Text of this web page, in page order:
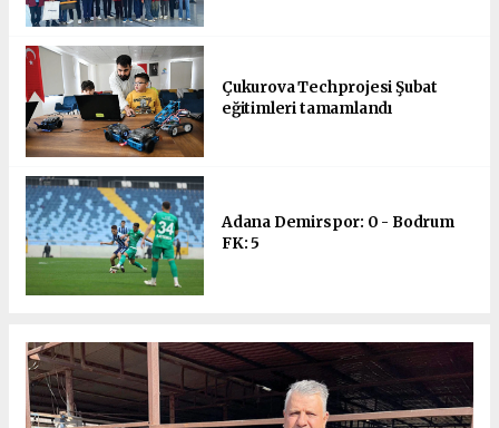
Çukurova Techprojesi Şubat
eğitimleri tamamlandı
Adana Demirspor: 0 - Bodrum
FK: 5